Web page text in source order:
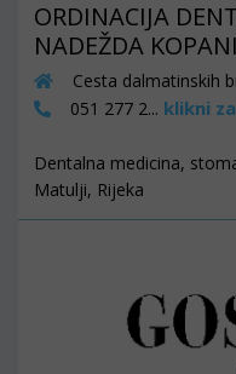
ORDINACIJA
NADEŽDA
Cesta
051 277 2... klikni
Dentalna medicina,
Matulji, Rijeka